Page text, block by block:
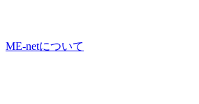
ME-netについて